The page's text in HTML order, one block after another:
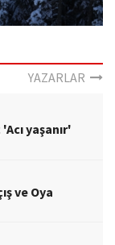
YAZARLAR
yaşanır'
ve Oya